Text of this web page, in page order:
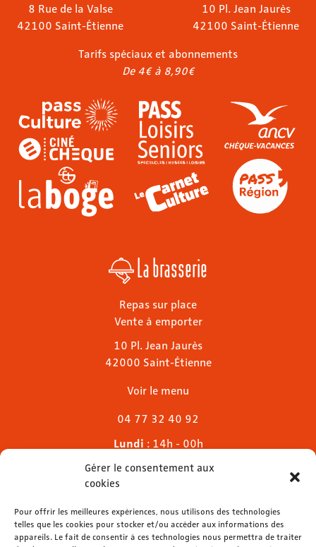
Gérer le consentement aux
cookies
Pour offrir les meilleures expériences, nous utilisons des technologies
telles que les cookies pour stocker et/ou accéder aux informations des
appareils. Le fait de consentir à ces technologies nous permettra de traiter
8 Rue de la Valse
42100 Saint-Étienne
10 Pl. Jean Jaurès
42100 Saint-Étienne
Tarifs spéciaux et abonnements
De 4€ à 8,90€
La brasserie
Repas sur place
Vente à emporter
10 Pl. Jean Jaurès
42000 Saint-Étienne
Voir le menu
04 77 32 40 92
Lundi : 14h - 00h
Mardi & mercredi
Jeudi
Dimanche: 11h - 00h